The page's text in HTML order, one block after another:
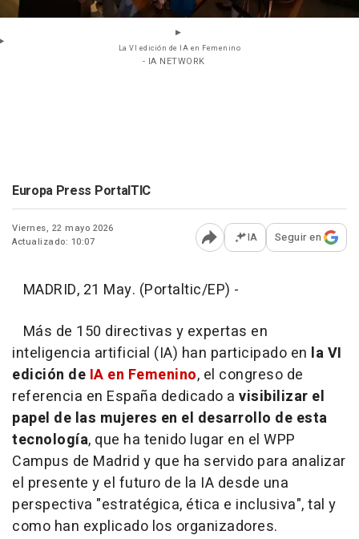
La VI edición de IA en Femenino
- IA NETWORK
Europa Press PortalTIC
Viernes, 22 mayo 2026
Actualizado: 10:07
Abrir opciones para
IA Seguir en
MADRID, 21 May. (Portaltic/EP) -
Más de 150 directivas y expertas en
inteligencia artificial (IA) han participado en la VI
edición de IA en Femenino, el congreso de
referencia en España dedicado a visibilizar el
papel de las mujeres en el desarrollo de esta
tecnología, que ha tenido lugar en el WPP
Campus de Madrid y que ha servido para analizar
el presente y el futuro de la IA desde una
perspectiva "estratégica, ética e inclusiva", tal y
como han explicado los organizadores.